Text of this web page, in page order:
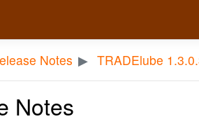
Notes TRADElube
Notes